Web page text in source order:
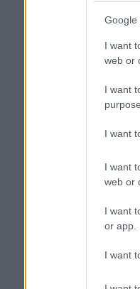
Google
I want
web or
I want
I want
I want
web or
I want
or app.
I want